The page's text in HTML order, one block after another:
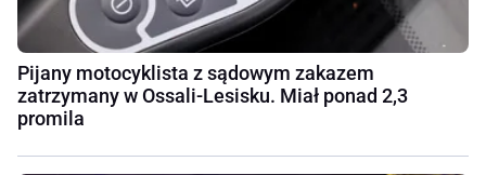
Pijany motocyklista z sądowym zakazem
zatrzymany w Ossali-Lesisku. Miał ponad 2,3
promila